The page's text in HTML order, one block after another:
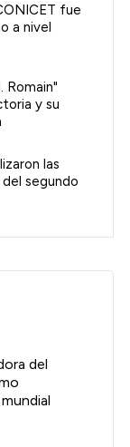
fue
a nivel
Romain"
y su
las
segundo
del